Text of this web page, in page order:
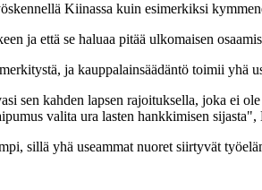
Kiinassa kuin esimerkiksi
ja että se haluaa pitää ulkomaisen
ja kauppalainsäädäntö toimii yhä
kahden lapsen rajoituksella, joka ei
valita ura lasten hankkimisen
sillä yhä useammat nuoret siirtyvät